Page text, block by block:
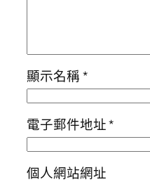
顯示名稱*
電子郵件地址*
個人網站網址